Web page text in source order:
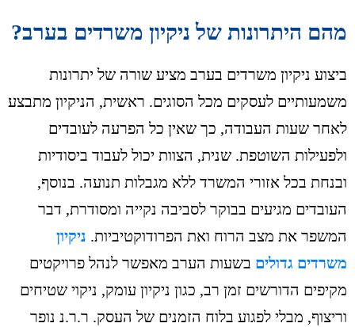
מהם היתרונות של ניקיון משרדים בערב?
ביצוע ניקיון משרדים בערב מציע שורה של יתרונות
משמעותיים לעסקים מכל הסוגים. ראשית, הניקיון מתבצע
לאחר שעות העבודה, כך שאין כל הפרעה לעובדים
ולפעילות השוטפת. שנית, הצוות יכול לעבוד ביסודיות
ובנחת בכל אזורי המשרד ללא מגבלות תנועה. בנוסף,
העובדים מגיעים בבוקר לסביבה נקייה ומסודרת, דבר
המשפר את מצב הרוח ואת הפרודוקטיביות. ניקיון
משרדים גדולים בשעות הערב מאפשר לנהל פרויקטים
מקיפים הדורשים זמן רב, כגון ניקיון עומק, ניקוי שטיחים
וריצוף, מבלי לפגוע בלוח הזמנים של העסק. ר.ר.נ נופר